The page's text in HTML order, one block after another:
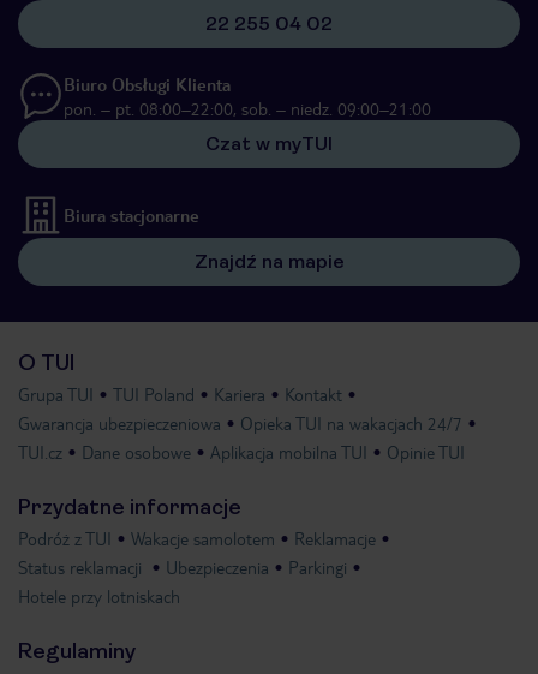
22 255 04 02
Biuro Obsługi Klienta
pon. – pt. 08:00–22:00, sob. – niedz. 09:00–21:00
Czat w myTUI
Biura stacjonarne
Znajdź na mapie
O TUI
Grupa TUI TUI Poland Kariera
Kontakt
Gwarancja ubezpieczeniowa
Opieka TUI na wakacjach 24/7
TUI.cz
Dane osobowe Aplikacja mobilna TUI Opinie TUI
Przydatne informacje
Podróż z TUI Wakacje samolotem
Reklamacje
Status reklamacji
Ubezpieczenia
Parkingi
Hotele przy lotniskach
Regulaminy